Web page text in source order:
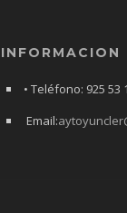
• Teléfono: 925 53
Email: